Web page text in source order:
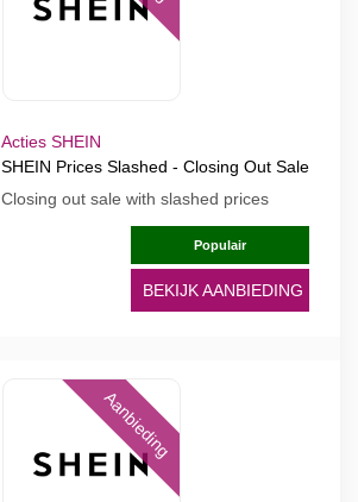
Acties SHEIN
SHEIN Prices Slashed - Closing Out Sale
Closing out sale with slashed prices
Populair
BEKIJK AANBIEDING
Aanbieding